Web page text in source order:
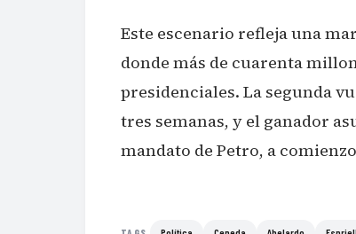
Este escenario refleja una
donde más de cuarenta
presidenciales. La segunda
tres semanas, y el ganador
mandato de Petro, a